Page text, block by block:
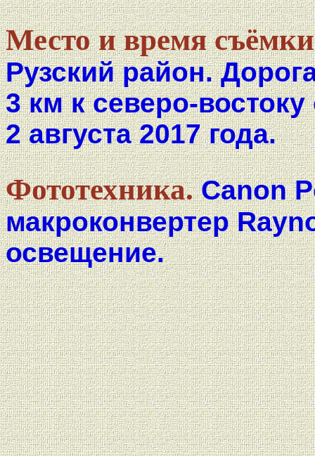
Место и время
Рузский район.
3 км к северо-
2 августа 2017 года.
Фототехника.Canon
макроконвертер
освещение.